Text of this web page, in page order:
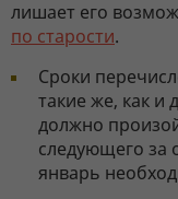
лишает его
по старости.
Сроки
такие же, как и
должно
следующего за
январь